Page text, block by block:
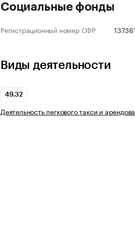
Социальные фонды
Регистрационный номер СФР
Виды деятельности
49.32
Деятельность легкового такси и